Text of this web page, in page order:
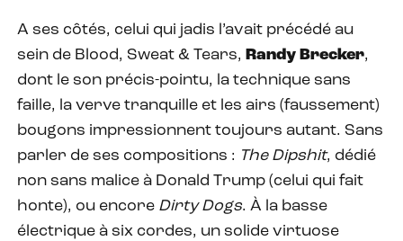
A ses côtés, celui qui jadis l’avait précédé au
sein de Blood, Sweat & Tears, Randy Brecker,
dont le son précis-pointu, la technique sans
faille, la verve tranquille et les airs (faussement)
bougons impressionnent toujours autant. Sans
parler de ses compositions : The Dipshit, dédié
non sans malice à Donald Trump (celui qui fait
honte), ou encore Dirty Dogs. À la basse
électrique à six cordes, un solide virtuose